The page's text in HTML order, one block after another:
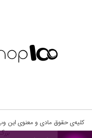
کلیه‌ی حقوق مادی و معنوی این وب
بزرگ